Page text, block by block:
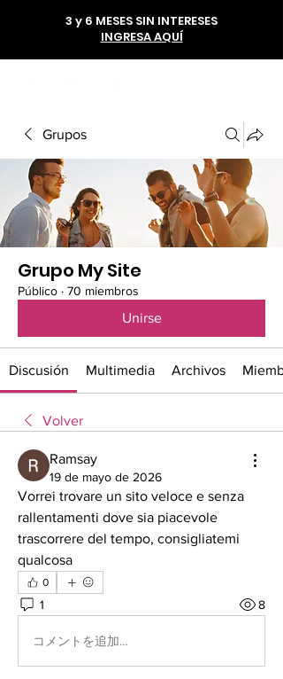
3 y 6 MESES SIN INTERESES
INGRESA AQUÍ
Grupos
Grupo My Site
Público · 70 miembros
Unirse
Discusión Multimedia Archivos
Volver
Ramsay
19 de mayo de 2026
Vorrei trovare un sito veloce e senza
rallentamenti dove sia piacevole
trascorrere del tempo, consigliatemi
qualcosa
0
1 8
コメントを追加…